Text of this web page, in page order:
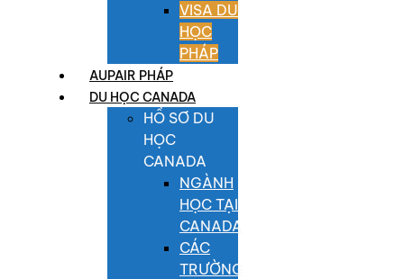
VISA DU
HỌC
PHÁP
AUPAIR PHÁP
DU HỌC CANADA
HỒ SƠ DU
HỌC
CANADA
NGÀNH
HỌC TẠI
CANADA
CÁC
TRƯỜNG